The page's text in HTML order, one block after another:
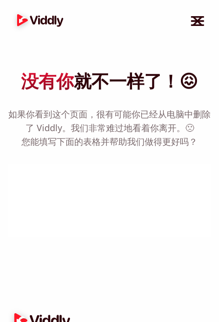
没有你就不一样了！😖
如果你看到这个页面，很有可能你已经从电脑中删除
了 Viddly。我们非常难过地看着你离开。🙁
您能填写下面的表格并帮助我们做得更好吗？